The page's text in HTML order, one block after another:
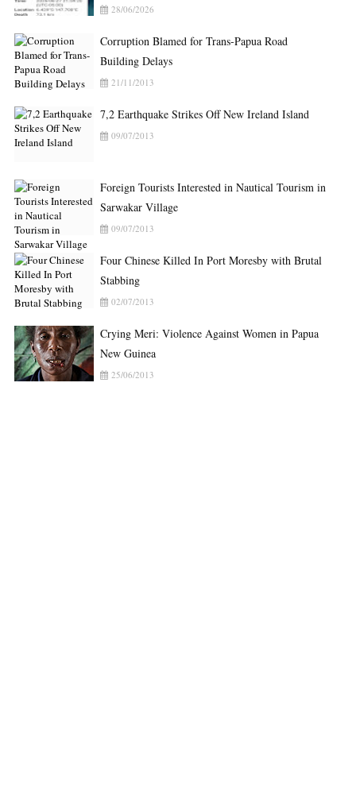
28/06/2026
Corruption Blamed for Trans-Papua Road
Building Delays
21/11/2013
7,2 Earthquake Strikes Off New Ireland Island
09/07/2013
Foreign Tourists Interested in Nautical Tourism in
Sarwakar Village
09/07/2013
Four Chinese Killed In Port Moresby with Brutal
Stabbing
02/07/2013
Crying Meri: Violence Against Women in Papua
New Guinea
25/06/2013